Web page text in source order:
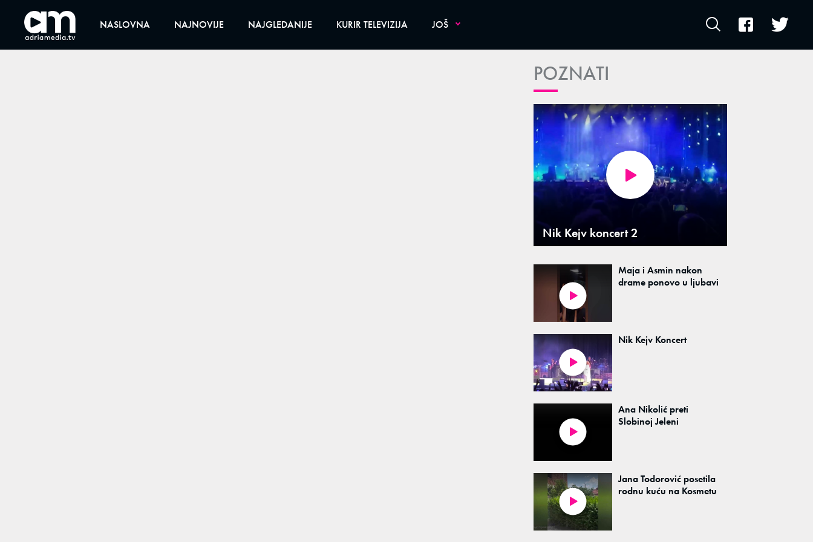
NASLOVNA NAJNOVIJE NAJGLEDANIJE KURIR TELEVIZIJA JOŠ
POZNATI
Nik Kejv koncert 2
Maja i Asmin nakon
drame ponovo u ljubavi
Nik Kejv Koncert
Ana Nikolić preti
Slobinoj Jeleni
Jana Todorović posetila
rodnu kuću na Kosmetu